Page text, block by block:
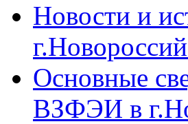
Новости и
Основные
ВЗФЭИ в